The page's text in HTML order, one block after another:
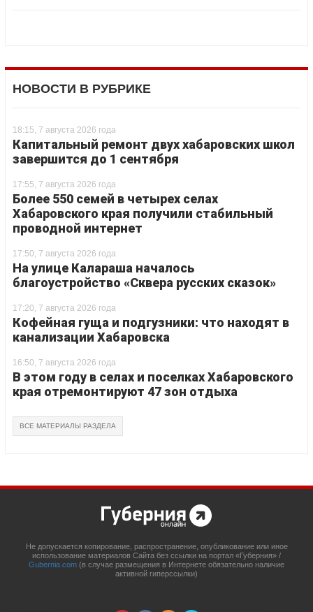
НОВОСТИ В РУБРИКЕ
18:15, 7 августа 2026 года
Капитальный ремонт двух хабаровских школ
завершится до 1 сентября
17:55, 7 августа 2026 года
Более 550 семей в четырех селах
Хабаровского края получили стабильный
проводной интернет
17:50, 7 августа 2026 года
На улице Калараша началось
благоустройство «Сквера русских сказок»
17:20, 7 августа 2026 года
Кофейная гуща и подгузники: что находят в
канализации Хабаровска
16:50, 7 августа 2026 года
В этом году в селах и поселках Хабаровского
края отремонтируют 47 зон отдыха
ВСЕ МАТЕРИАЛЫ РАЗДЕЛА
Не допускается копирование, распространение, опубликование или иное
использование материалов Сайта без ссылки на портал «Губерния» /
Gubernia.com (в случае размещения в Интернете обязательно наличие
активной гиперссылки)